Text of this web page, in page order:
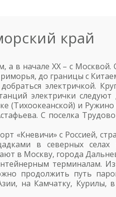
край
а в начале XX – с
до границы с
электричкой.
электрички
и
С поселка
«Кневичи» с Россией,
в северных
в Москву, города
терминалам.
продолжить путь
на Камчатку, Курилы,